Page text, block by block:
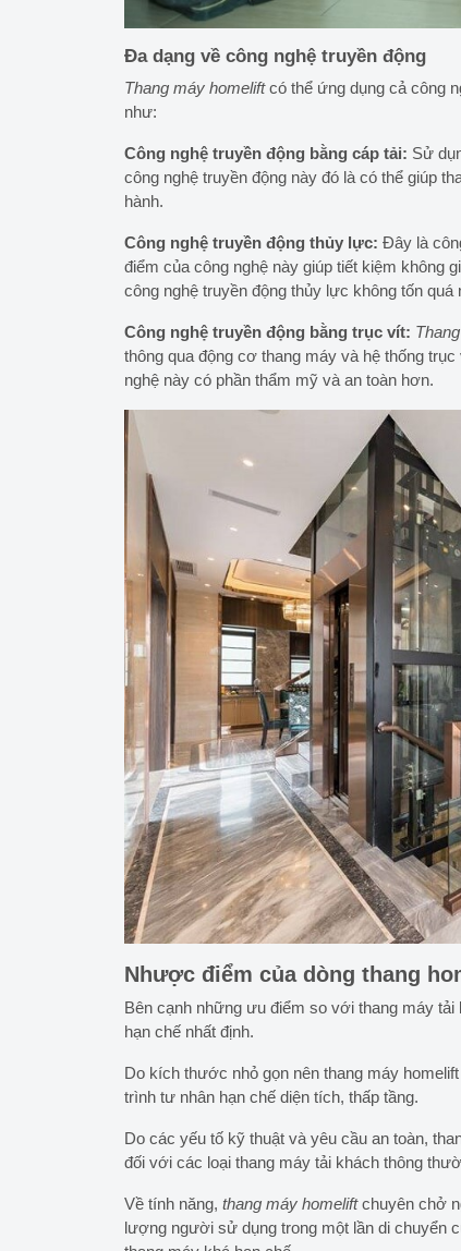
Đa dạng về công nghệ truyền động
Thang máy homeliftcó thể ứng dụng cả công
như:
Công nghệ truyền động bằng cáp tải: Sử
công nghệ truyền động này đó là có thể giúp
hành.
Công nghệ truyền động thủy lực: Đây là
điểm của công nghệ này giúp tiết kiệm không
công nghệ truyền động thủy lực không tốn quá
Công nghệ truyền động bằng trục vít:
thông qua động cơ thang máy và hệ thống
nghệ này có phần thẩm mỹ và an toàn hơn.
Nhược điểm của dòng thang
Bên cạnh những ưu điểm so với thang máy tải
hạn chế nhất định.
Do kích thước nhỏ gọn nên thang máy
trình tư nhân hạn chế diện tích, thấp tầng.
Do các yếu tố kỹ thuật và yêu cầu an toàn,
đối với các loại thang máy tải khách thông
Về tính năng, thang máy homeliftchuyên chở
lượng người sử dụng trong một lần di chuyển